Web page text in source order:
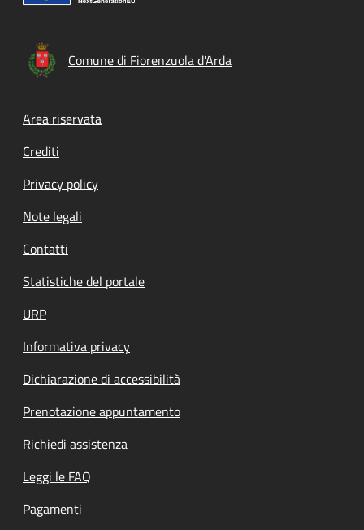
Comune di Fiorenzuola d'Arda
Footer menu
Area riservata
Crediti
Privacy policy
Note legali
Contatti
Statistiche del portale
URP
Informativa privacy
Dichiarazione di accessibilità
Prenotazione appuntamento
Richiedi assistenza
Leggi le FAQ
Pagamenti